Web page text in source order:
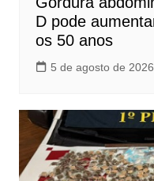
D pode
os 50 anos
5 de agosto de 2026